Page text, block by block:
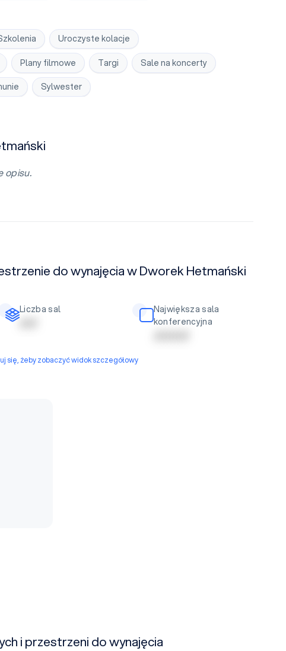
Uroczyste kolacje
Plany filmowe Targi Sale na koncerty
Sylwester
opisu.
do wynajęcia w Dworek Hetmański
Liczba sal
Największa sala
konferencyjna
się, żeby zobaczyć widok szczegółowy
i przestrzeni do wynajęcia